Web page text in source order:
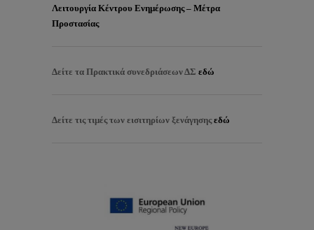
Λειτουργία Κέντρου Ενημέρωσης – Μέτρα
Προστασίας
Δείτε τα Πρακτικά συνεδριάσεων ΔΣ εδώ
Δείτε τις τιμές των εισιτηρίων ξενάγησηςεδώ